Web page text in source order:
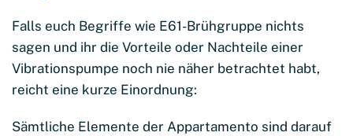
Falls euch Begriffe wie E61-Brühgruppe nichts
sagen und ihr die Vorteile oder Nachteile einer
Vibrationspumpe noch nie näher betrachtet habt,
reicht eine kurze Einordnung:
Sämtliche Elemente der Appartamento sind darauf